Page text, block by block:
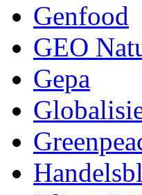
Genfood
GEO
Gepa